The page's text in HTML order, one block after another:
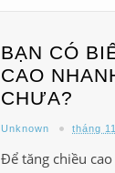
BẠN CÓ
CAO
CHƯA?
Unknown tháng
Để tăng chiều